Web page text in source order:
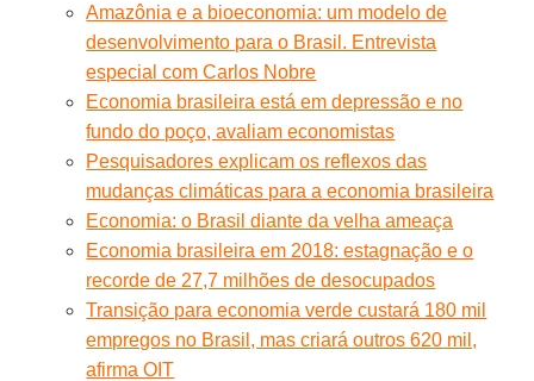
Amazônia e a bioeconomia: um modelo de
desenvolvimento para o Brasil. Entrevista
especial com Carlos Nobre
Economia brasileira está em depressão e no
fundo do poço, avaliam economistas
Pesquisadores explicam os reflexos das
mudanças climáticas para a economia brasileira
Economia: o Brasil diante da velha ameaça
Economia brasileira em 2018: estagnação e o
recorde de 27,7 milhões de desocupados
Transição para economia verde custará 180 mil
empregos no Brasil, mas criará outros 620 mil,
afirma OIT